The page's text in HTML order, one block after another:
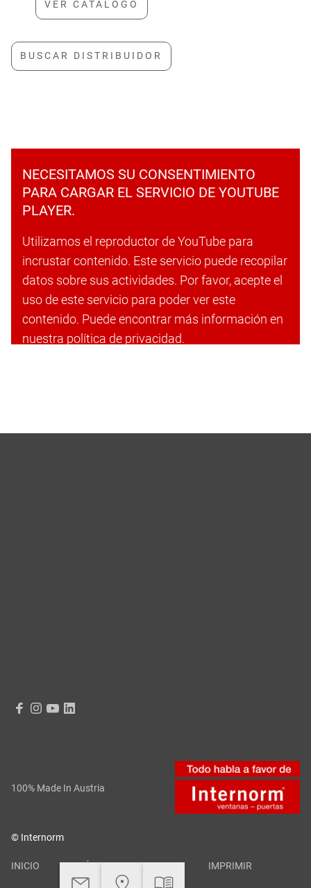
NECESITAMOS SU CONSENTIMIENTO
PARA CARGAR EL SERVICIO DE YOUTUBE
PLAYER.
Utilizamos el reproductor de YouTube para
incrustar contenido. Este servicio puede recopilar
datos sobre sus actividades. Por favor, acepte el
uso de este servicio para poder ver este
contenido. Puede encontrar más información en
nuestra política de privacidad.